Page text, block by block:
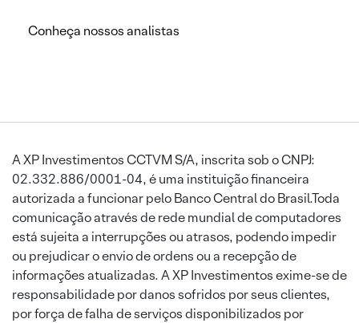
Conheça nossos analistas
A XP Investimentos CCTVM S/A, inscrita sob o CNPJ:
02.332.886/0001-04, é uma instituição financeira
autorizada a funcionar pelo Banco Central do Brasil.Toda
comunicação através de rede mundial de computadores
está sujeita a interrupções ou atrasos, podendo impedir
ou prejudicar o envio de ordens ou a recepção de
informações atualizadas. A XP Investimentos exime-se de
responsabilidade por danos sofridos por seus clientes,
por força de falha de serviços disponibilizados por